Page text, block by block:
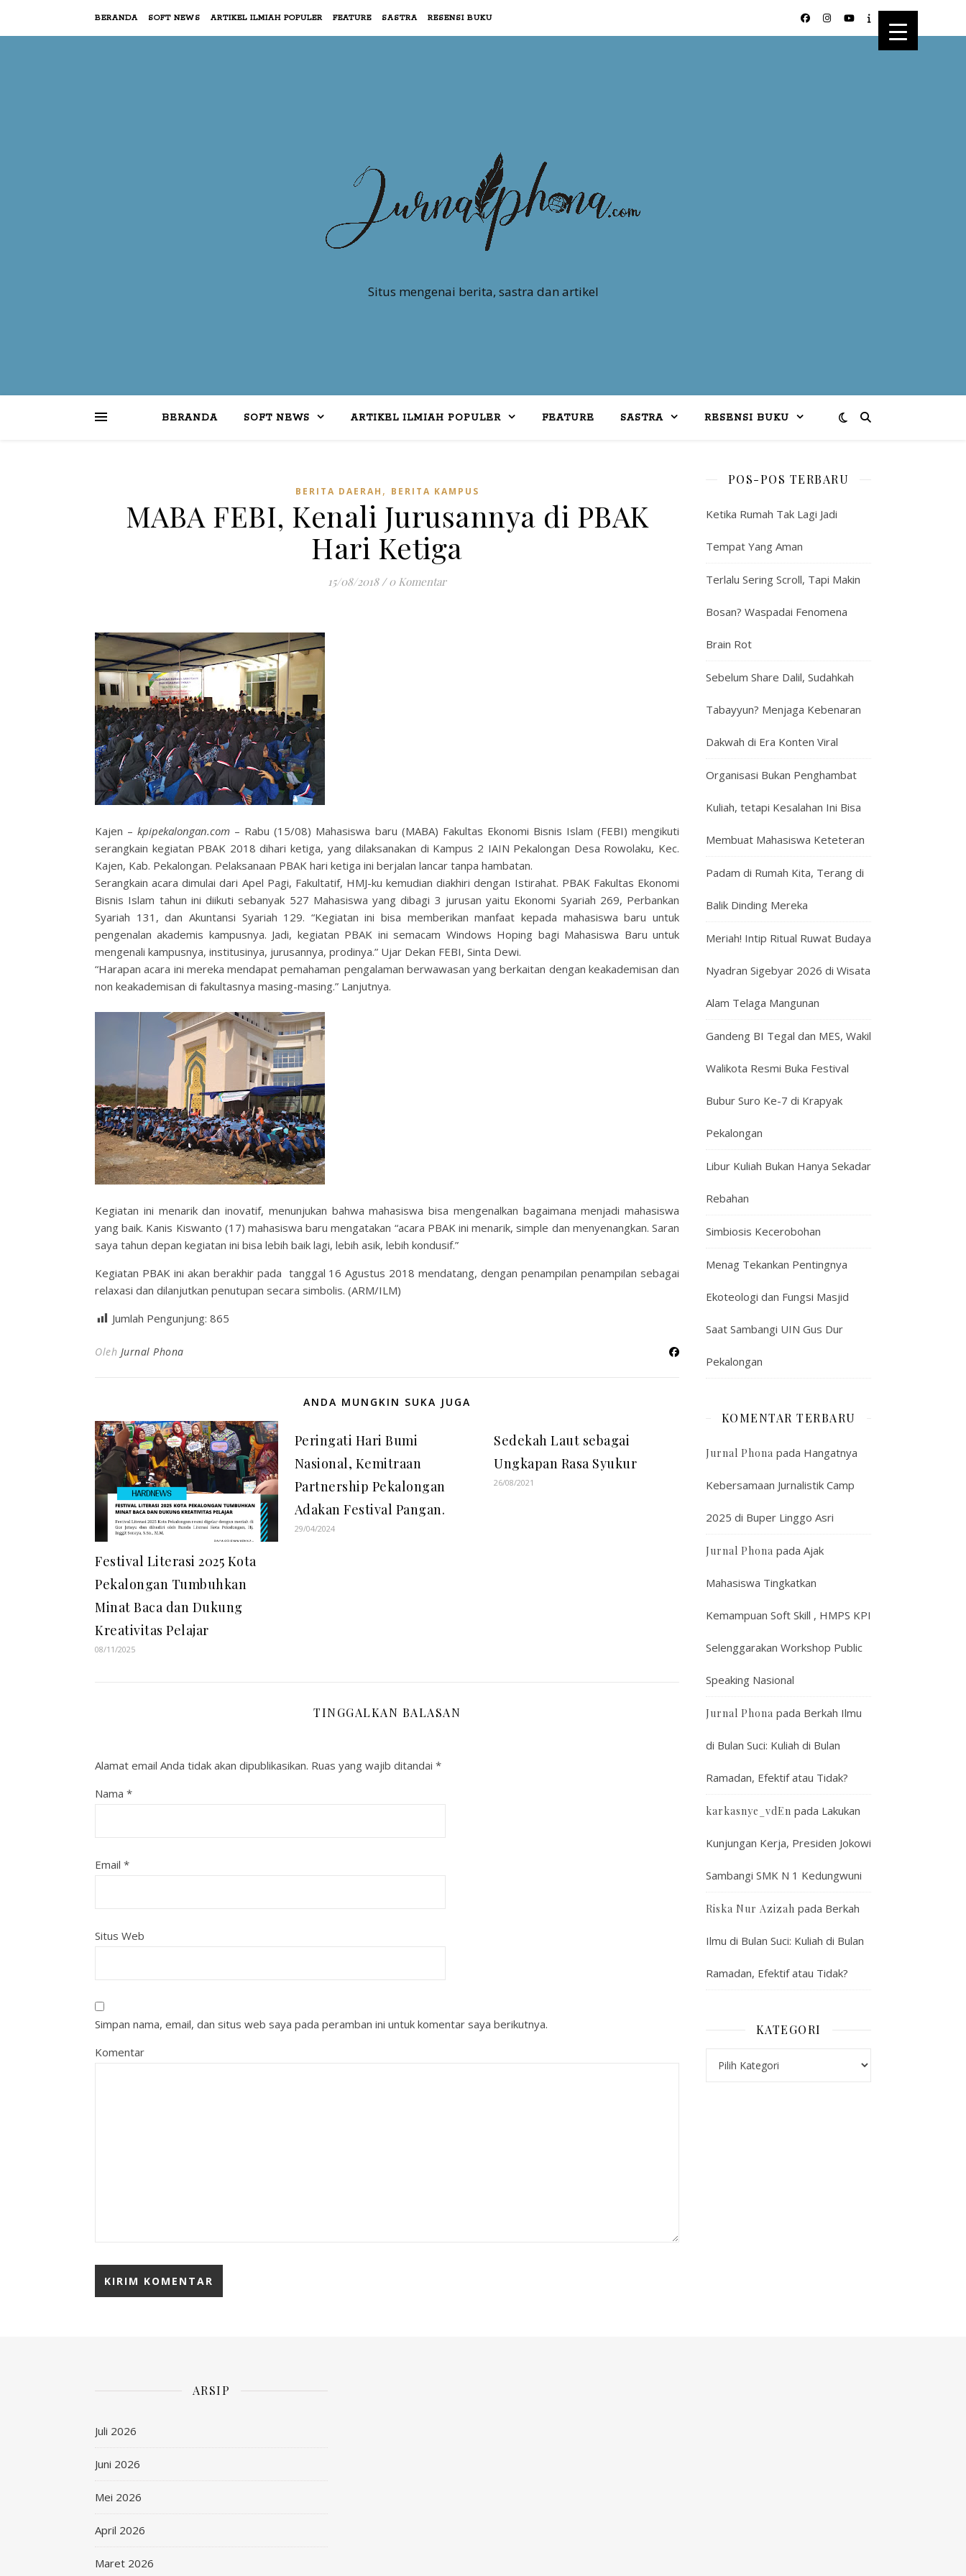
BERANDA SOFT NEWS ARTIKEL ILMIAH POPULER FEATURE SASTRA RESENSI BUKU
Situs mengenai berita, sastra dan artikel
BERANDA SOFT NEWS ARTIKEL ILMIAH POPULER FEATURE SASTRA RESENSI BUKU
BERITA DAERAH , BERITA KAMPUS
MABA FEBI, Kenali Jurusannya di PBAK
Hari Ketiga
15/08/2018 / 0 Komentar
Kajen –kpipekalongan.com – Rabu (15/08) Mahasiswa baru (MABA) Fakultas Ekonomi Bisnis Islam (FEBI) mengikuti
serangkain kegiatan PBAK 2018 dihari ketiga, yang dilaksanakan di Kampus 2 IAIN Pekalongan Desa Rowolaku, Kec.
Kajen, Kab. Pekalongan. Pelaksanaan PBAK hari ketiga ini berjalan lancar tanpa hambatan.
Serangkain acara dimulai dari Apel Pagi, Fakultatif, HMJ-ku kemudian diakhiri dengan Istirahat. PBAK Fakultas Ekonomi
Bisnis Islam tahun ini diikuti sebanyak 527 Mahasiswa yang dibagi 3 jurusan yaitu Ekonomi Syariah 269, Perbankan
Syariah 131, dan Akuntansi Syariah 129. “Kegiatan ini bisa memberikan manfaat kepada mahasiswa baru untuk
pengenalan akademis kampusnya. Jadi, kegiatan PBAK ini semacam Windows Hoping bagi Mahasiswa Baru untuk
mengenali kampusnya, institusinya, jurusannya, prodinya.” Ujar Dekan FEBI, Sinta Dewi.
“Harapan acara ini mereka mendapat pemahaman pengalaman berwawasan yang berkaitan dengan keakademisan dan
non keakademisan di fakultasnya masing-masing.” Lanjutnya.
Kegiatan ini menarik dan inovatif, menunjukan bahwa mahasiswa bisa mengenalkan bagaimana menjadi mahasiswa
yang baik. Kanis Kiswanto (17) mahasiswa baru mengatakan “acara PBAK ini menarik, simple dan menyenangkan. Saran
saya tahun depan kegiatan ini bisa lebih baik lagi, lebih asik, lebih kondusif.”
Kegiatan PBAK ini akan berakhir pada tanggal 16 Agustus 2018 mendatang, dengan penampilan penampilan sebagai
relaxasi dan dilanjutkan penutupan secara simbolis. (ARM/ILM)
Jumlah Pengunjung: 865
Oleh Jurnal Phona
ANDA MUNGKIN SUKA JUGA
Festival Literasi 2025 Kota
Pekalongan Tumbuhkan
Minat Baca dan Dukung
Kreativitas Pelajar
08/11/2025
Peringati Hari Bumi
Nasional, Kemitraan
Partnership Pekalongan
Adakan Festival Pangan.
29/04/2024
Sedekah Laut sebagai
Ungkapan Rasa Syukur
26/08/2021
TINGGALKAN BALASAN
Alamat email Anda tidak akan dipublikasikan. Ruas yang wajib ditandai *
Nama *
Email *
Situs Web
Simpan nama, email, dan situs web saya pada peramban ini untuk komentar saya berikutnya.
Komentar
POS-POS TERBARU
Ketika Rumah Tak Lagi Jadi
Tempat Yang Aman
Terlalu Sering Scroll, Tapi Makin
Bosan? Waspadai Fenomena
Brain Rot
Sebelum Share Dalil, Sudahkah
Tabayyun? Menjaga Kebenaran
Dakwah di Era Konten Viral
Organisasi Bukan Penghambat
Kuliah, tetapi Kesalahan Ini Bisa
Membuat Mahasiswa Keteteran
Padam di Rumah Kita, Terang di
Balik Dinding Mereka
Meriah! Intip Ritual Ruwat Budaya
Nyadran Sigebyar 2026 di Wisata
Alam Telaga Mangunan
Gandeng BI Tegal dan MES, Wakil
Walikota Resmi Buka Festival
Bubur Suro Ke-7 di Krapyak
Pekalongan
Libur Kuliah Bukan Hanya Sekadar
Rebahan
Simbiosis Kecerobohan
Menag Tekankan Pentingnya
Ekoteologi dan Fungsi Masjid
Saat Sambangi UIN Gus Dur
Pekalongan
KOMENTAR TERBARU
Jurnal Phona pada Hangatnya
Kebersamaan Jurnalistik Camp
2025 di Buper Linggo Asri
Jurnal Phona pada Ajak
Mahasiswa Tingkatkan
Kemampuan Soft Skill , HMPS KPI
Selenggarakan Workshop Public
Speaking Nasional
Jurnal Phona pada Berkah Ilmu
di Bulan Suci: Kuliah di Bulan
Ramadan, Efektif atau Tidak?
karkasnye_vdEn pada Lakukan
Kunjungan Kerja, Presiden Jokowi
Sambangi SMK N 1 Kedungwuni
Riska Nur Azizah pada Berkah
Ilmu di Bulan Suci: Kuliah di Bulan
Ramadan, Efektif atau Tidak?
KATEGORI
ARSIP
Juli 2026
Juni 2026
Mei 2026
April 2026
Maret 2026